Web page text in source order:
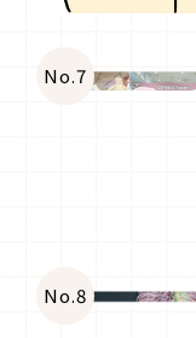
No.7
No.8